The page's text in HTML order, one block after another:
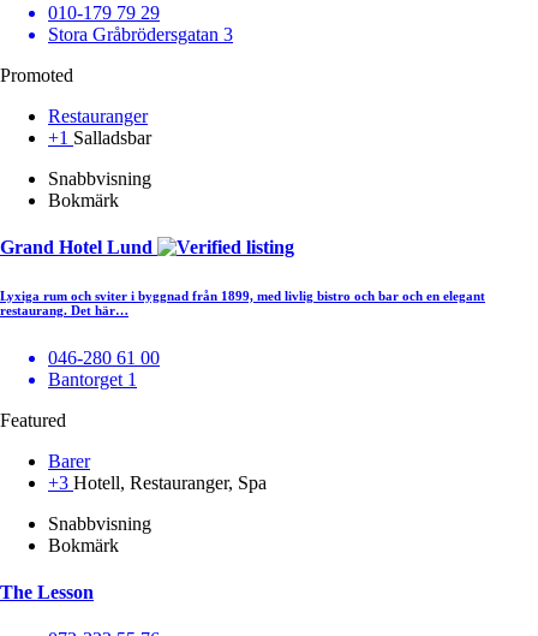
010-179 79 29
Stora Gråbrödersgatan 3
Promoted
Restauranger
+1 Salladsbar
Snabbvisning
Bokmärk
Grand Hotel Lund
Lyxiga rum och sviter i byggnad från 1899, med livlig bistro och bar och en elegant
restaurang. Det här…
046-280 61 00
Bantorget 1
Featured
Barer
+3 Hotell, Restauranger, Spa
Snabbvisning
Bokmärk
The Lesson